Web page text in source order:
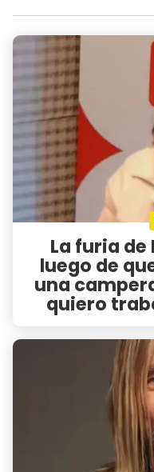
La furia de
luego de
una
quiero